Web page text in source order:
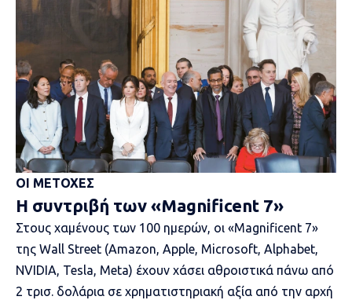
ΟΙ ΜΕΤΟΧΕΣ
Η συντριβή των «Magnificent 7»
Στους χαμένους των 100 ημερών, οι «Magnificent 7»
της Wall Street (Αmazon, Apple, Microsoft, Alphabet,
NVIDIA, Tesla, Meta) έχουν χάσει αθροιστικά πάνω από
2 τρισ. δολάρια σε χρηματιστηριακή αξία από την αρχή